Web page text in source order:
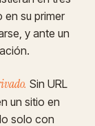
en su primer
y ante un
Sin URL
un sitio en
solo con